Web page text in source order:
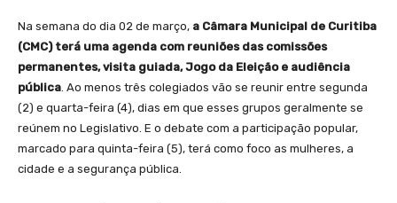
Na semana do dia 02 de março, a Câmara Municipal de Curitiba
(CMC) terá uma agenda com reuniões das comissões
permanentes, visita guiada, Jogo da Eleição e audiência
pública. Ao menos três colegiados vão se reunir entre segunda
(2) e quarta-feira (4), dias em que esses grupos geralmente se
reúnem no Legislativo. E o debate com a participação popular,
marcado para quinta-feira (5), terá como foco as mulheres, a
cidade e a segurança pública.